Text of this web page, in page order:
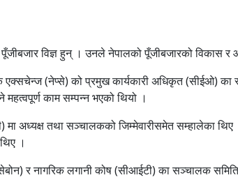
पूँजीबजार विज्ञ हुन् । उनले नेपालको पूँजीबजारको विकास
(नेप्से) को प्रमुख कार्यकारी अधिकृत (सीईओ) का
महत्वपूर्ण काम सम्पन्न भएको थियो ।
अध्यक्ष तथा सञ्चालकको जिम्मेवारीसमेत सम्हालेका
।
र नागरिक लगानी कोष (सीआईटी) का सञ्चालक